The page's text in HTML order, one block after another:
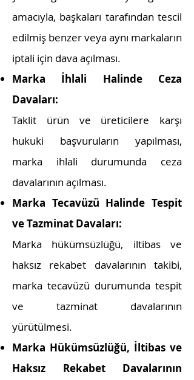
amacıyla, başkaları tarafından tescil
edilmiş benzer veya aynı markaların
iptali için dava açılması.
Marka İhlali Halinde Ceza
Davaları:
Taklit ürün ve üreticilere karşı
hukuki başvuruların yapılması,
marka ihlali durumunda ceza
davalarının açılması.
Marka Tecavüzü Halinde Tespit
ve Tazminat Davaları:
Marka hükümsüzlüğü, iltibas ve
haksız rekabet davalarının takibi,
marka tecavüzü durumunda tespit
ve tazminat davalarının
yürütülmesi.
Marka Hükümsüzlüğü, İltibas ve
Haksız Rekabet Davalarının